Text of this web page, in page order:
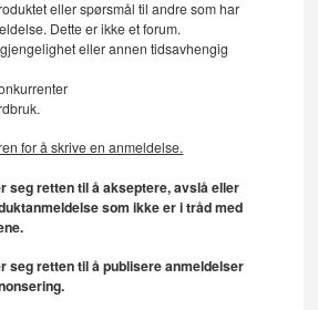
eller spørsmål til andre som har
Dette er ikke et forum.
eller annen tidsavhengig
for å skrive en anmeldelse.
seg retten til å akseptere, avslå eller
som ikke er i tråd med
seg retten til å publisere anmeldelser